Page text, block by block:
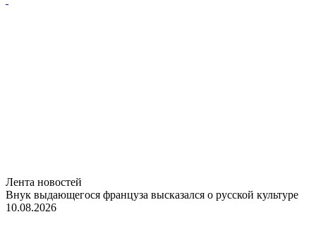
Лента новостей
Внук выдающегося француза высказался о русской культуре
10.08.2026